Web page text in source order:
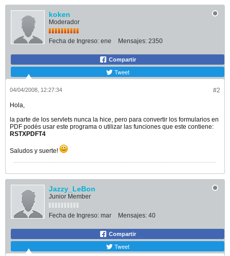
koken
Moderador
Fecha de Ingreso: ene Mensajes: 2350
Compartir
Tweet
#2
04/04/2008, 12:27:34
Hola,
la parte de los servlets nunca la hice, pero para convertir los formularios en
PDF podés usar este programa o utilizar las funciones que este contiene:
RSTXPDFT4
Saludos y suerte!
Jazzy_LeBon
Junior Member
Fecha de Ingreso: mar Mensajes: 40
Compartir
Tweet